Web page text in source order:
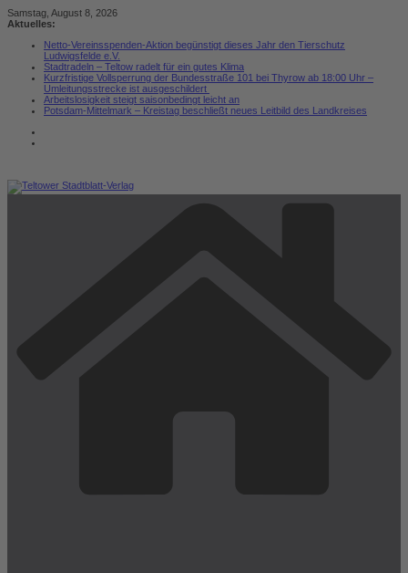
Zum
Inhalt
Samstag, August 8, 2026
Aktuelles:
Netto-Vereinsspenden-Aktion begünstigt dieses Jahr den Tierschutz
Ludwigsfelde e.V.
Stadtradeln – Teltow radelt für ein gutes Klima
Kurzfristige Vollsperrung der Bundesstraße 101 bei Thyrow ab 18:00 Uhr –
Umleitungsstrecke ist ausgeschildert
Arbeitslosigkeit steigt saisonbedingt leicht an
Potsdam-Mittelmark – Kreistag beschließt neues Leitbild des Landkreises